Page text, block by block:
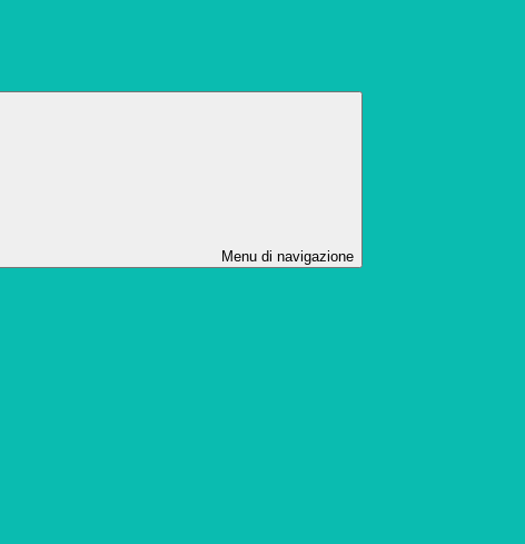
Menu di navigazione